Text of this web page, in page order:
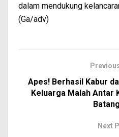
dalam mendukung
(Ga/adv)
Apes! Berhasil Kabur
Keluarga Malah Antar
Next